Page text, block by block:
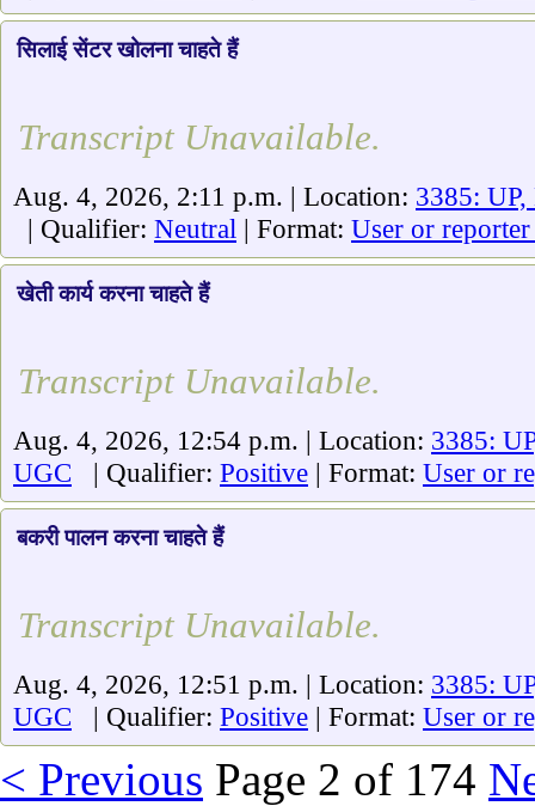
सिलाई सेंटर खोलना चाहते हैं
Transcript Unavailable.
Aug. 4, 2026, 2:11 p.m. | Location: 3385:
| Qualifier: Neutral | Format: User or
खेती कार्य करना चाहते हैं
Transcript Unavailable.
Aug. 4, 2026, 12:54 p.m. | Location: 3385:
UGC | Qualifier: Positive | Format: User or
बकरी पालन करना चाहते हैं
Transcript Unavailable.
Aug. 4, 2026, 12:51 p.m. | Location: 3385:
UGC | Qualifier: Positive | Format: User or
< Previous Page 2 of 174